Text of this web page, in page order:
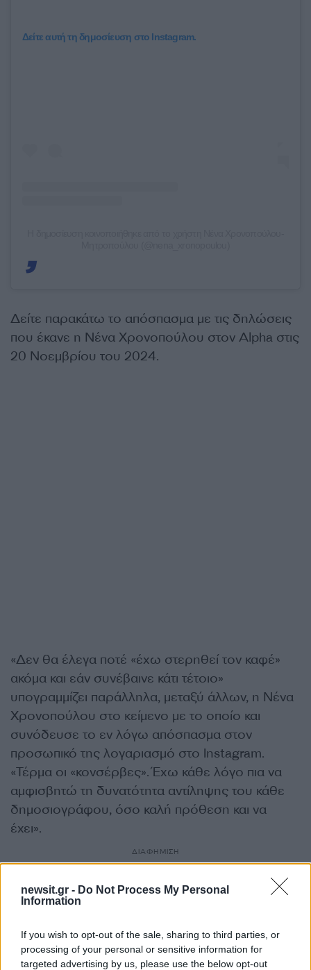
newsit.gr - Do Not Process My Personal
Information
If you wish to opt-out of the sale, sharing to third parties, or
processing of your personal or sensitive information for
targeted advertising by us, please use the below opt-out
Δείτε αυτή τη δημοσίευση στο Instagram.
Δείτε παρακάτω το απόσπασμα με τις δηλώσεις
που έκανε η Νένα Χρονοπούλου στον Alpha στις
20 Νοεμβρίου του 2024.
«Δεν θα έλεγα ποτέ «έχω στερηθεί τον καφέ»
ακόμα και εάν συνέβαινε κάτι τέτοιο»
υπογραμμίζει παράλληλα, μεταξύ άλλων, η Νένα
Χρονοπούλου στο κείμενο με το οποίο και
συνόδευσε το εν λόγω απόσπασμα στον
προσωπικό της λογαριασμό στο Instagram.
«Τέρμα οι «κονσέρβες». Έχω κάθε λόγο πια να
αμφισβητώ τη δυνατότητα αντίληψης του κάθε
δημοσιογράφου, όσο καλή πρόθεση και να
έχει».
ΔΙΑΦΗΜΙΣΗ